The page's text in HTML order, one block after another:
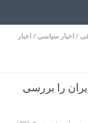
/ اخبار سیاسی / اخبار
را بررسی